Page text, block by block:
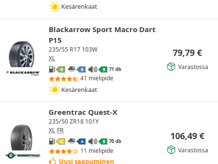
Kesärenkaat
Blackarrow Sport Macro Dart
P15
235/55 R17 103W
XL
B B B 71 db
41 mielipide
Kesärenkaat
79,79 €
Varastossa
Greentrac Quest-X
235/50 ZR18 101Y
XL FR
C A B 70 db
11 mielipide
Uusi saapuminen
106,49 €
Varastossa